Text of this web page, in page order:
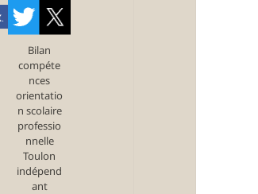
Bilan
compéte
nces
orientatio
n scolaire
professio
nnelle
Toulon
indépend
ant